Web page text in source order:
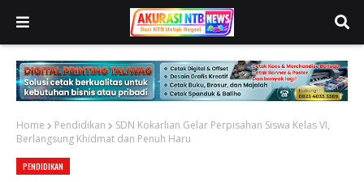
Home Pendidikan
‎SDN Kokarlian Gelar Perpisahan Siswa Kelas VI,
Berlangsung Khidmat dan Penuh Haru
PENDIDIKAN